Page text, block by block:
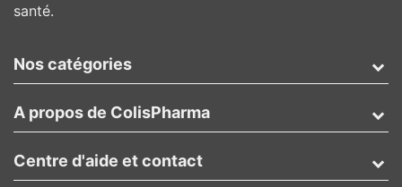
santé.
Nos catégories
A propos de ColisPharma
Centre d'aide et contact